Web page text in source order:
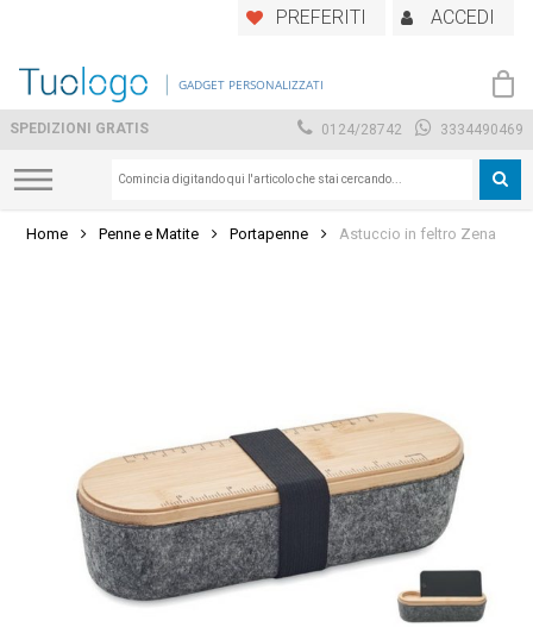
main
PREFERITI ACCEDI
GADGET PERSONALIZZATI
SPEDIZIONI GRATIS 0124/28742 3334490469
Home Penne e Matite Portapenne Astuccio in feltro Zena